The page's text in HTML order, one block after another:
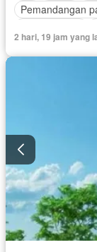
Pemandangan
Ruang layanan
2 hari, 19 jam yang